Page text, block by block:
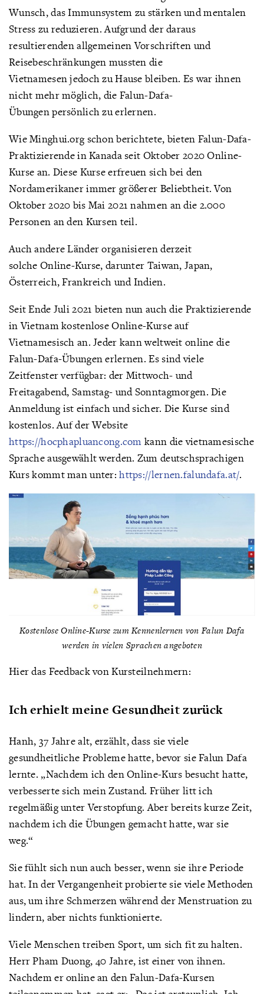
Wunsch, das Immunsystem zu stärken und mentalen
Stress zu reduzieren. Aufgrund der daraus
resultierenden allgemeinen Vorschriften und
Reisebeschränkungen mussten die
Vietnamesen jedoch zu Hause bleiben. Es war ihnen
nicht mehr möglich, die Falun-Dafa-
Übungen persönlich zu erlernen.
Wie Minghui.org schon berichtete, bieten Falun-Dafa-
Praktizierende in Kanada seit Oktober 2020 Online-
Kurse an. Diese Kurse erfreuen sich bei den
Nordamerikaner immer größerer Beliebtheit. Von
Oktober 2020 bis Mai 2021 nahmen an die 2.000
Personen an den Kursen teil.
Auch andere Länder organisieren derzeit
solche Online-Kurse, darunter Taiwan, Japan,
Österreich, Frankreich und Indien.
Seit Ende Juli 2021 bieten nun auch die Praktizierende
in Vietnam kostenlose Online-Kurse auf
Vietnamesisch an. Jeder kann weltweit online die
Falun-Dafa-Übungen erlernen. Es sind viele
Zeitfenster verfügbar: der Mittwoch- und
Freitagabend, Samstag- und Sonntagmorgen. Die
Anmeldung ist einfach und sicher. Die Kurse sind
kostenlos. Auf der Website
https://hocphapluancong.com kann die vietnamesische
Sprache ausgewählt werden. Zum deutschsprachigen
Kurs kommt man unter:https://lernen.falundafa.at/.
Kostenlose Online-Kurse zum Kennenlernen von Falun Dafa
werden in vielen Sprachen angeboten
Hier das Feedback von Kursteilnehmern:
Ich erhielt meine Gesundheit zurück
Hanh, 37 Jahre alt, erzählt, dass sie viele
gesundheitliche Probleme hatte, bevor sie Falun Dafa
lernte. „Nachdem ich den Online-Kurs besucht hatte,
verbesserte sich mein Zustand. Früher litt ich
regelmäßig unter Verstopfung. Aber bereits kurze Zeit,
nachdem ich die Übungen gemacht hatte, war sie
weg.“
Sie fühlt sich nun auch besser, wenn sie ihre Periode
hat. In der Vergangenheit probierte sie viele Methoden
aus, um ihre Schmerzen während der Menstruation zu
lindern, aber nichts funktionierte.
Viele Menschen treiben Sport, um sich fit zu halten.
Herr Pham Duong, 40 Jahre, ist einer von ihnen.
Nachdem er online an den Falun-Dafa-Kursen